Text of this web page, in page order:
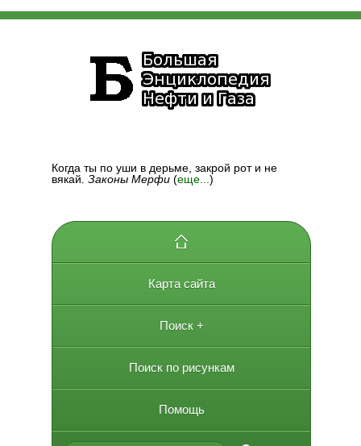
Когда ты по уши в дерьме, закрой рот и не
вякай. Законы Мерфи (еще... )
Карта сайта
Поиск +
Поиск по рисункам
Помощь